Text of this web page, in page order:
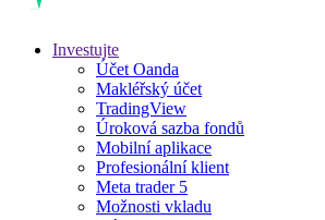
Investujte
Účet Oanda
Makléřský účet
TradingView
Úroková sazba fondů
Mobilní aplikace
Profesionální klient
Meta trader 5
Možnosti vkladu